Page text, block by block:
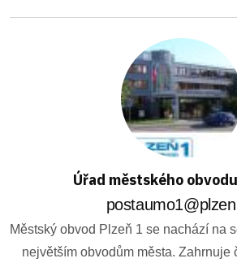
Úřad městského
Městský obvod Plzeň 1 se nachází na
největším obvodům města. Zahrnuje